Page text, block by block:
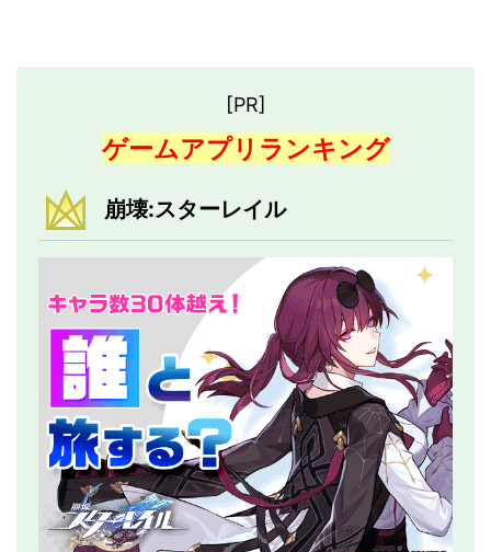
[PR]
ゲームアプリランキング
崩壊:スターレイル